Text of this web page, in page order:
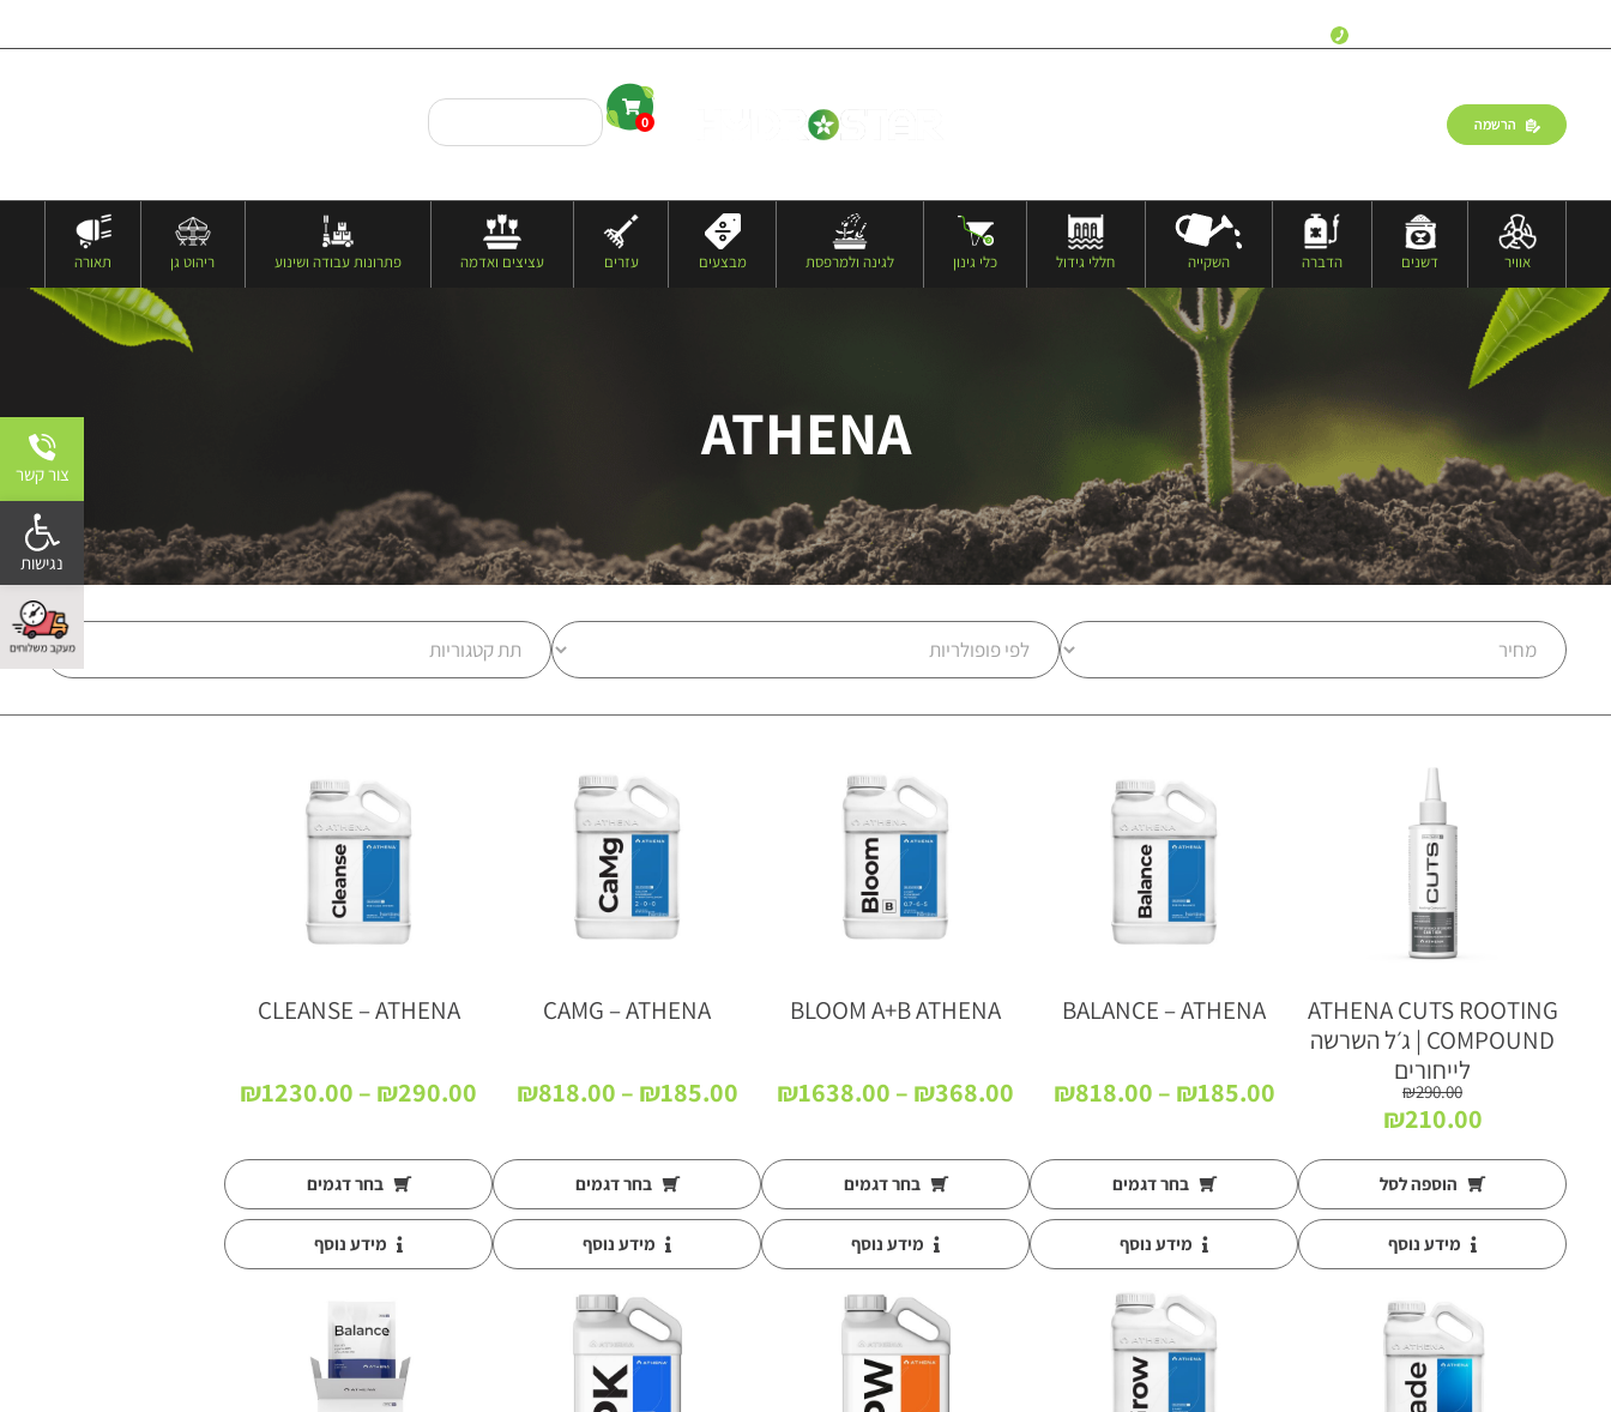
הרשמה 0
אוויר דשנים הדברה השקייה חללי גידול כלי גינון לגינה ולמרפסת מבצעים עזרים עציצים ואדמה פתרונות עבודה ושינוע ריהוט גן תאורה
ATHENA
ATHENA CUTS ROOTING
COMPOUND | ג׳ל השרשה
לייחורים
₪290.00
המחיר
היה:
₪290.00.
₪210.00
הוא:
₪210.00.הוספה לסל
מידע נוסף
BALANCE – ATHENA
₪185.00
–
₪818.00 טווח
עד בחר דגמים
מידע נוסף
BLOOM A+B ATHENA
₪368.00
–
₪1638.00 טווח
עד בחר דגמים
מידע נוסף
CAMG – ATHENA
₪185.00
–
₪818.00 טווח
עד בחר דגמים
מידע נוסף
CLEANSE – ATHENA
₪290.00
–
₪1230.00
עד בחר דגמים
מידע נוסף
צור קשר
פתח